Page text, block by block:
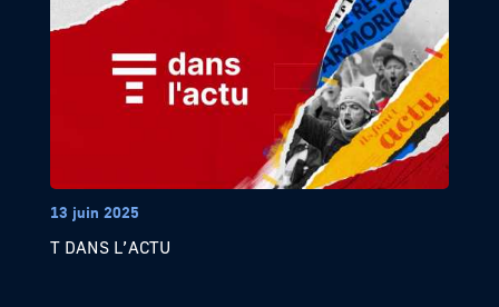
13 juin 2025
T DANS L’ACTU